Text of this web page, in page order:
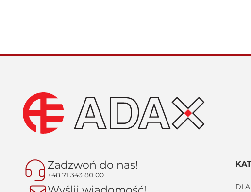
Zadzwoń do nas!
+48 71 343 80 00